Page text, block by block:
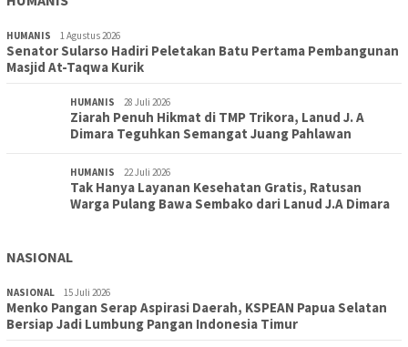
HUMANIS 1 Agustus 2026
Senator Sularso Hadiri Peletakan Batu Pertama Pembangunan
Masjid At-Taqwa Kurik
HUMANIS 28 Juli 2026
Ziarah Penuh Hikmat di TMP Trikora, Lanud J. A
Dimara Teguhkan Semangat Juang Pahlawan
HUMANIS 22 Juli 2026
Tak Hanya Layanan Kesehatan Gratis, Ratusan
Warga Pulang Bawa Sembako dari Lanud J.A Dimara
NASIONAL
NASIONAL 15 Juli 2026
Menko Pangan Serap Aspirasi Daerah, KSPEAN Papua Selatan
Bersiap Jadi Lumbung Pangan Indonesia Timur